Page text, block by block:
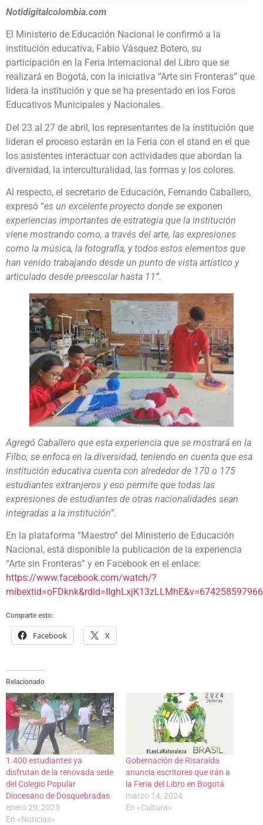
Notidigitalcolombia.com
El Ministerio de Educación Nacional le confirmó a la
institución educativa, Fabio Vásquez Botero, su
participación en la Feria Internacional del Libro que se
realizará en Bogotá, con la iniciativa “Arte sin Fronteras” que
lidera la institución y que se ha presentado en los Foros
Educativos Municipales y Nacionales.
Del 23 al 27 de abril, los representantes de la institución que
lideran el proceso estarán en la Feria con el stand en el que
los asistentes interactuar con actividades que abordan la
diversidad, la interculturalidad, las formas y los colores.
Al respecto, el secretario de Educación, Fernando Caballero,
expresó “es un excelente proyecto donde se exponen
experiencias importantes de estrategia que la institución
viene mostrando como, a través del arte, las expresiones
como la música, la fotografía, y todos estos elementos que
han venido trabajando desde un punto de vista artístico y
articulado desde preescolar hasta 11”.
Agregó Caballero que esta experiencia que se mostrará en la
Filbo, se enfoca en la diversidad, teniendo en cuenta que esa
institución educativa cuenta con alrededor de 170 o 175
estudiantes extranjeros y eso permite que todas las
expresiones de estudiantes de otras nacionalidades sean
integradas a la institución”.
En la plataforma “Maestro” del Ministerio de Educación
Nacional, está disponible la publicación de la experiencia
“Arte sin Fronteras” y en Facebook en el enlace:
https://www.facebook.com/watch/?
Comparte esto:
Facebook X
Relacionado
1.400 estudiantes ya
disfrutan de la renovada sede
del Colegio Popular
Diocesano de Dosquebradas
enero 29, 2025
En «Noticias»
Gobernación de Risaralda
anuncia escritores que irán a
la Feria del Libro en Bogotá
marzo 14, 2024
En «Cultura»